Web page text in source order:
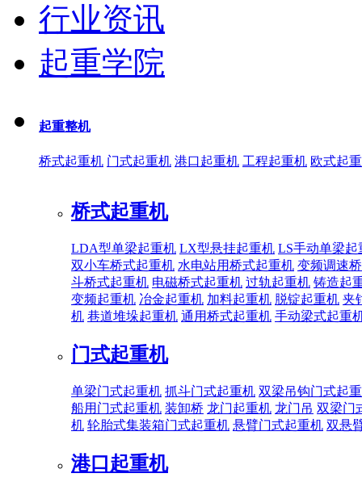
行业资讯
起重学院
起重整机
桥式起重机 门式起重机 港口起重机 工程起重机 欧式起
桥式起重机
LDA型单梁起重机 LX型悬挂起重机 LS手动单梁起
双小车桥式起重机 水电站用桥式起重机 变频调速
斗桥式起重机 电磁桥式起重机 过轨起重机 铸造起
变频起重机 冶金起重机 加料起重机 脱锭起重机 夹
机 巷道堆垛起重机 通用桥式起重机 手动梁式起重
门式起重机
单梁门式起重机 抓斗门式起重机 双梁吊钩门式起
船用门式起重机 装卸桥 龙门起重机 龙门吊 双梁门
机 轮胎式集装箱门式起重机 悬臂门式起重机 双悬
港口起重机